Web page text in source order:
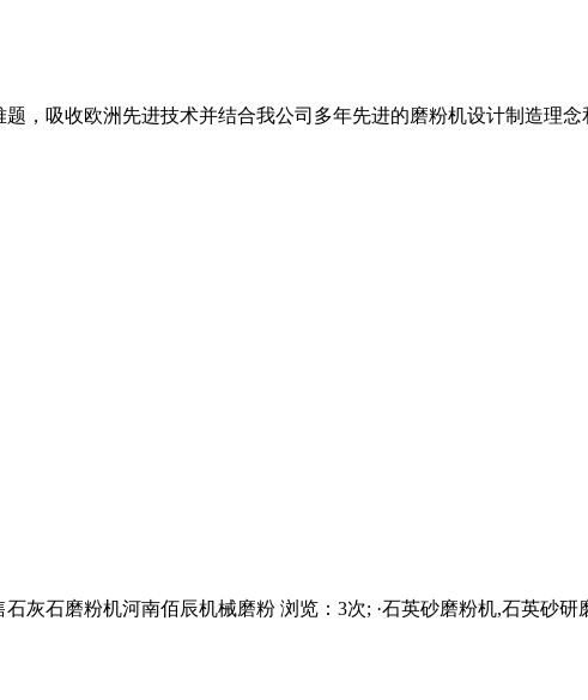
，吸收欧洲先进技术并结合我公司多年先进的磨粉机设计制造理
灰石磨粉机河南佰辰机械磨粉 浏览：3次; ·石英砂磨粉机,石英砂研